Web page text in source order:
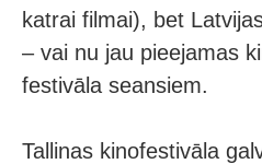
katrai filmai), bet
– vai nu jau pieejamas
festivāla seansiem.
Tallinas kinofestivāla